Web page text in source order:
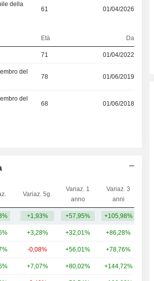
della
61 01/04/2026
Età Da
71 01/04/2022
del
78 01/06/2019
del
68 01/06/2018
Variaz. 5g.
Variaz. 1
anno
Variaz. 3
anni
+1,93% +57,95% +105,98%
+3,28% +32,01% +86,28%
-0,08% +56,01% +78,76%
+7,07% +80,02% +144,72%